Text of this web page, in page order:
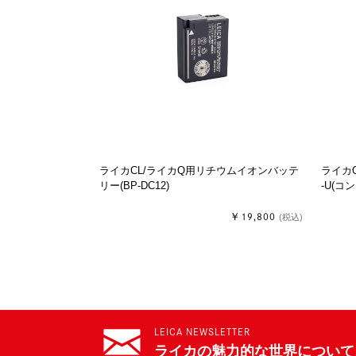
ライカCL/ライカQ用リチウムイオンバッテ
リー(BP-DC12)
￥19,800 (税込)
ライカ
-U(コ
LEICA NEWSLETTER
ライカの魅力的な世界につい